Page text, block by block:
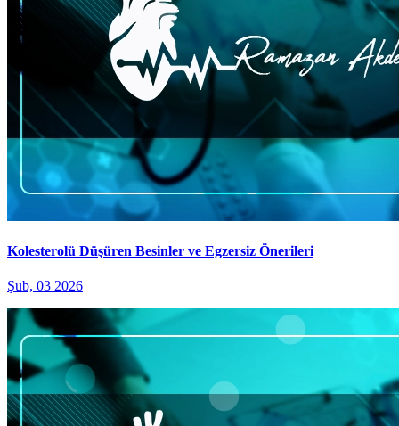
Kolesterolü Düşüren Besinler ve Egzersiz Önerileri
Şub, 03 2026